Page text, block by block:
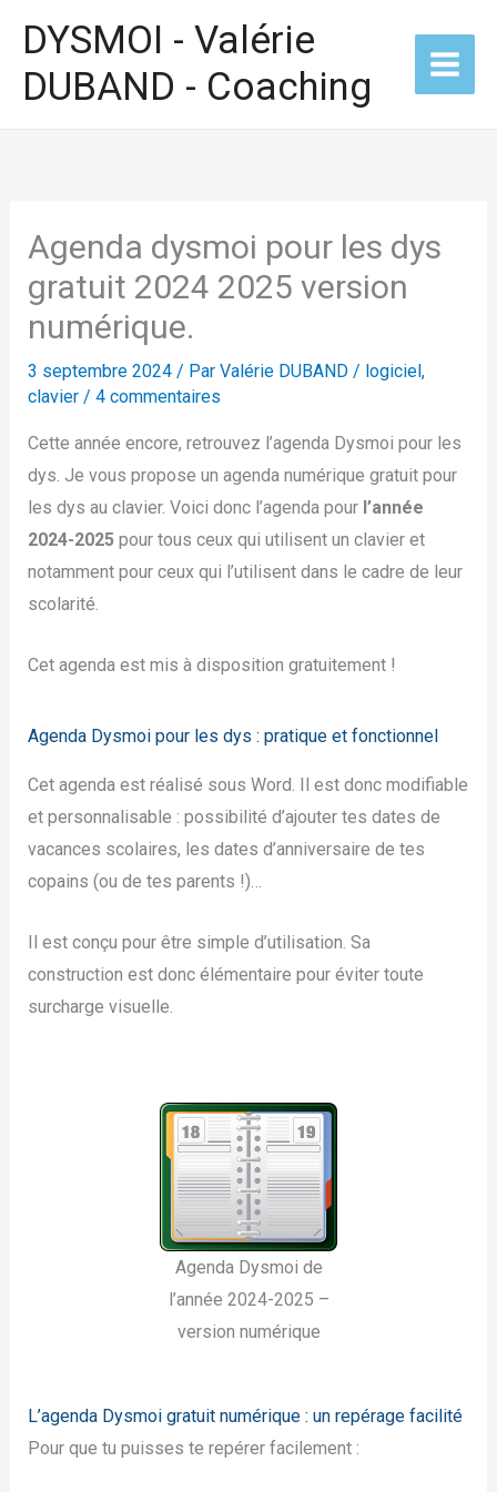
contenu
DYSMOI - Valérie
DUBAND - Coaching
Agenda dysmoi pour les dys
gratuit 2024 2025 version
numérique.
3 septembre 2024 / Par Valérie DUBAND / logiciel,
clavier/ 4 commentaires
Cette année encore, retrouvez l’agenda Dysmoi pour les
dys. Je vous propose un agenda numérique gratuit pour
les dys au clavier. Voici donc l’agenda pour l’année
2024-2025 pour tous ceux qui utilisent un clavier et
notamment pour ceux qui l’utilisent dans le cadre de leur
scolarité.
Cet agenda est mis à disposition gratuitement !
Agenda Dysmoi pour les dys : pratique et fonctionnel
Cet agenda est réalisé sous Word. Il est donc modifiable
et personnalisable : possibilité d’ajouter tes dates de
vacances scolaires, les dates d’anniversaire de tes
copains (ou de tes parents !)…
Il est conçu pour être simple d’utilisation. Sa
construction est donc élémentaire pour éviter toute
surcharge visuelle.
Agenda Dysmoi de
l’année 2024-2025 –
version numérique
L’agenda Dysmoi gratuit numérique : un repérage facilité
Pour que tu puisses te repérer facilement :